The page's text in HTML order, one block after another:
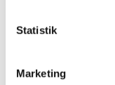
Statistik
Marketing